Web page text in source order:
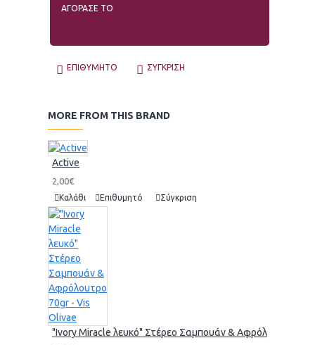
ΑΓΟΡΑΣΕ ΤΟ
ΕΠΙΘΥΜΗΤΌ ΣΎΓΚΡΙΣΗ
MORE FROM THIS BRAND
Active
2,00€
Καλάθι Επιθυμητό Σύγκριση
"Ivory Miracle λευκό" Στέρεο Σαμπουάν & Αφρόλουτρο